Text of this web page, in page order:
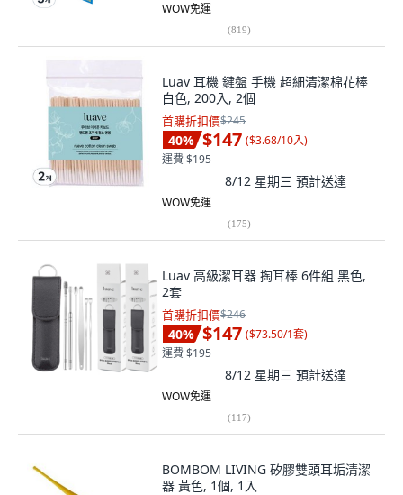
WOW免運
(819)
Luav 耳機 鍵盤 手機 超細清潔棉花棒
白色, 200入, 2個
首購折扣價$245
40% $147 ($3.68/10入)
運費 $195
8/12 星期三 預計送達
WOW免運
(175)
Luav 高級潔耳器 掏耳棒 6件組 黑色,
2套
首購折扣價$246
40% $147 ($73.50/1套)
運費 $195
8/12 星期三 預計送達
WOW免運
(117)
BOMBOM LIVING 矽膠雙頭耳垢清潔
器 黃色, 1個, 1入